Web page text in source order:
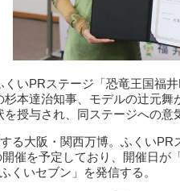
くいPRステージ「恐竜王国福
杉本達治知事、モデルの辻元
を授与され、同ステージへの意
る大阪・関西万博。ふくい
催を予定しており、開催日が
くいセブン」を発信する。